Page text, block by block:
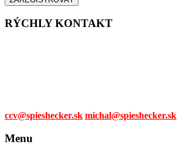
produktu.
RÝCHLY KONTAKT
ccv@spieshecker.sk michal@spieshecker.sk
Menu